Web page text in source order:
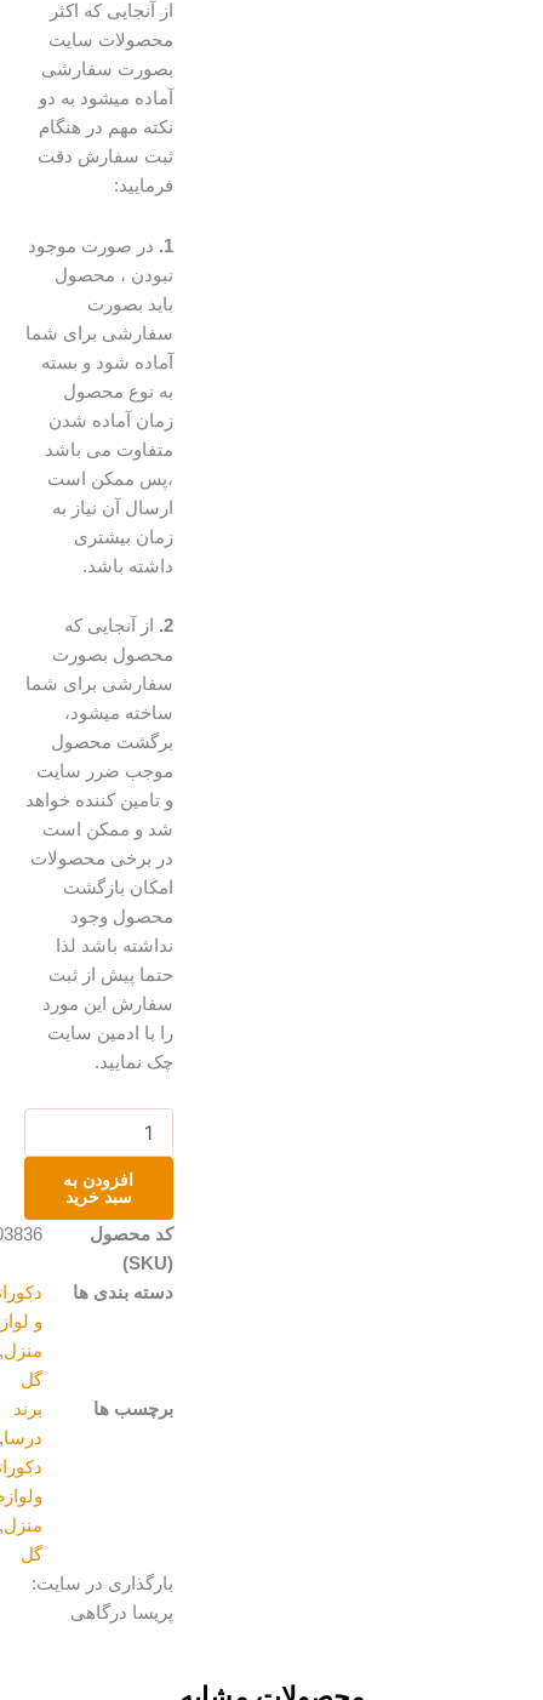
از آنجایی که اکثر
محصولات سایت
بصورت سفارشی
آماده میشود به دو
نکته مهم در هنگام
ثبت سفارش دقت
فرمایید:
در صورت موجود
نبودن ، محصول
باید بصورت
سفارشی برای شما
آماده شود و بسته
به نوع محصول
زمان آماده شدن
متفاوت می باشد
،پس ممکن است
ارسال آن نیاز به
زمان بیشتری
داشته باشد.
از آنجایی که
محصول بصورت
سفارشی برای شما
ساخته میشود،
برگشت محصول
موجب ضرر سایت
و تامین کننده خواهد
شد و ممکن است
در برخی محصولات
امکان بازگشت
محصول وجود
نداشته باشد لذا
حتما پیش از ثبت
سفارش این مورد
را با ادمین سایت
چک نمایید.
گلسازی
شلنگی
افزودن به
سبد خرید
کد محصول
A203836
دسته بندی ها
دکوراتیو
و لوازم
منزل,
برچسب ها
برند
درسا,
دکوراتیو
ولوازم
منزل,
بارگذاری در سایت:
پریسا درگاهی